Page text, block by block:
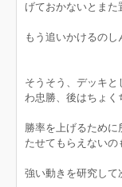
げておかないとまた
もう追いかけるの
そうそう、デッキ
わ忠勝、後はちょく
勝率を上げるため
たせてもらえないの
強い動きを研究して